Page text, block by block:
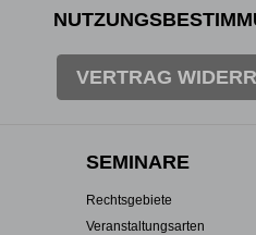
VERTRAG
SEMINARE
Rechtsgebiete
Veranstaltungsarten